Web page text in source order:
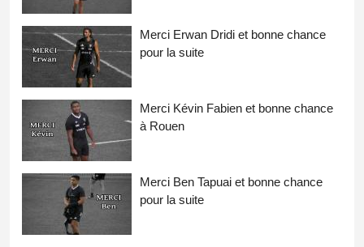
Merci Erwan Dridi et bonne chance
pour la suite
Merci Kévin Fabien et bonne chance
à Rouen
Merci Ben Tapuai et bonne chance
pour la suite